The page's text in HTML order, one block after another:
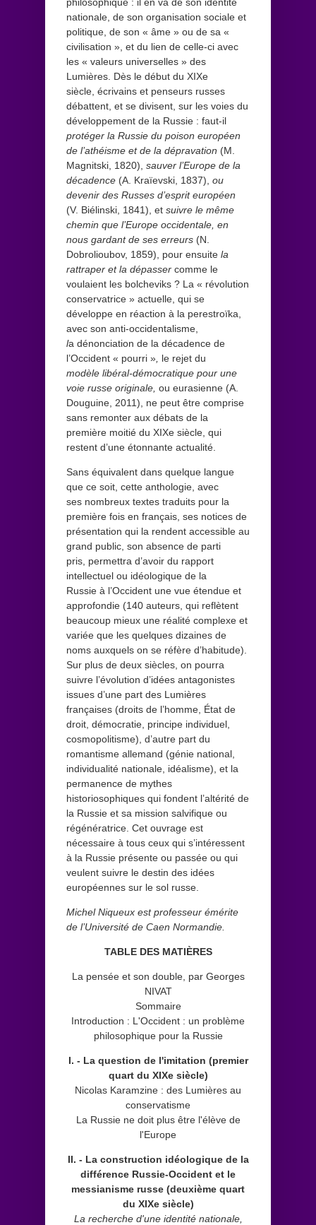
nationale, de son organisation sociale et
politique, de son « âme » ou de sa «
civilisation », et du lien de celle-ci avec
les « valeurs universelles » des
Lumières. Dès le début du XIXe
siècle, écrivains et penseurs russes
débattent, et se divisent, sur les voies du
développement de la Russie : faut-il
protéger la Russie du poison européen
de l’athéisme et de la dépravation (M.
Magnitski, 1820), sauver l’Europe de la
décadence (A. Kraïevski, 1837), ou
devenir des Russes d’esprit européen
(V. Biélinski, 1841), et suivre le même
chemin que l’Europe occidentale, en
nous gardant de ses erreurs (N.
Dobrolioubov, 1859), pour ensuite la
rattraper et la dépasser comme le
voulaient les bolcheviks ? La « révolution
conservatrice » actuelle, qui se
développe en réaction à la perestroïka,
avec son anti-occidentalisme,
la dénonciation de la décadence de
l’Occident « pourri » le rejet du
modèle libéral-démocratique pour une
voie russe originale, ou eurasienne (A.
Douguine, 2011), ne peut être comprise
sans remonter aux débats de la
première moitié du XIXe siècle, qui
restent d’une étonnante actualité.
Sans équivalent dans quelque langue
que ce soit, cette anthologie, avec
ses nombreux textes traduits pour la
première fois en français, ses notices de
présentation qui la rendent accessible au
grand public, son absence de parti
pris, permettra d’avoir du rapport
intellectuel ou idéologique de la
Russie à l’Occident une vue étendue et
approfondie (140 auteurs, qui reflètent
beaucoup mieux une réalité complexe et
variée que les quelques dizaines de
noms auxquels on se réfère d’habitude).
Sur plus de deux siècles, on pourra
suivre l’évolution d’idées antagonistes
issues d’une part des Lumières
françaises (droits de l’homme, État de
droit, démocratie, principe individuel,
cosmopolitisme), d’autre part du
romantisme allemand (génie national,
individualité nationale, idéalisme), et la
permanence de mythes
historiosophiques qui fondent l’altérité de
la Russie et sa mission salvifique ou
régénératrice. Cet ouvrage est
nécessaire à tous ceux qui s’intéressent
à la Russie présente ou passée ou qui
veulent suivre le destin des idées
européennes sur le sol russe.
Michel Niqueux est professeur émérite
de l’Université de Caen Normandie.
TABLE DES MATIÈRES
La pensée et son double, par Georges
NIVAT
Sommaire
Introduction : L'Occident : un problème
philosophique pour la Russie
I. - La question de l'imitation (premier
quart du XIXe siècle)
Nicolas Karamzine : des Lumières au
conservatisme
La Russie ne doit plus être l'élève de
l'Europe
II. - La construction idéologique de la
différence Russie-Occident et le
messianisme russe (deuxième quart
du XIXe siècle)
La recherche d'une identité nationale,